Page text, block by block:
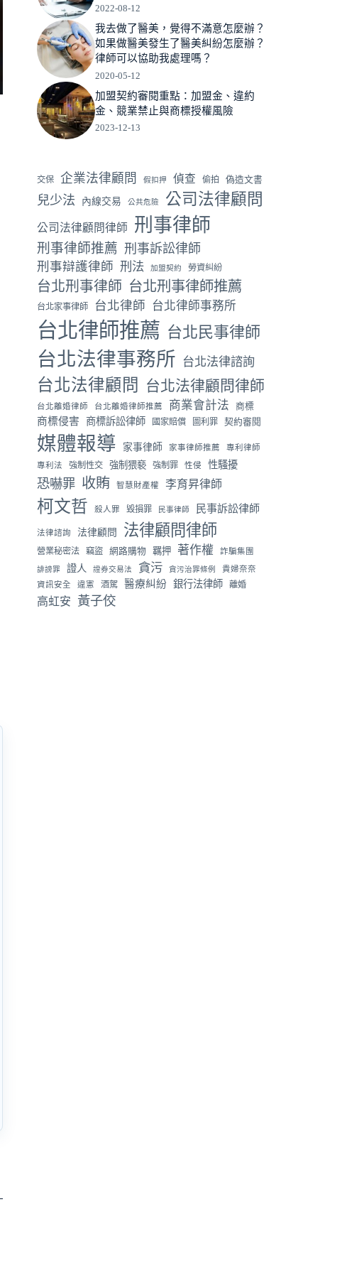
2022-08-12
我去做了醫美，覺得不滿意怎麼辦？
如果做醫美發生了醫美糾紛怎麼辦？
律師可以協助我處理嗎？
2020-05-12
加盟契約審閱重點：加盟金、違約
金、競業禁止與商標授權風險
2023-12-13
交保 企業法律顧問 假扣押 偵查 偷拍 偽造文書
兒少法 內線交易 公共危險 公司法律顧問
公司法律顧問律師 刑事律師
刑事律師推薦 刑事訴訟律師
刑事辯護律師 刑法 加盟契約 勞資糾紛
台北刑事律師 台北刑事律師推薦
台北家事律師 台北律師 台北律師事務所
台北律師推薦 台北民事律師
台北法律事務所 台北法律諮詢
台北法律顧問 台北法律顧問律師
台北離婚律師 台北離婚律師推薦 商業會計法 商標
商標侵害 商標訴訟律師 國家賠償 圖利罪 契約審閱
媒體報導 家事律師 家事律師推薦 專利律師
專利法 強制性交 強制猥褻 強制罪 性侵 性騷擾
恐嚇罪 收賄 智慧財產權 李育昇律師
柯文哲 殺人罪 毀損罪 民事律師 民事訴訟律師
法律諮詢 法律顧問 法律顧問律師
營業秘密法 竊盜 網路購物 羈押 著作權 詐騙集團
誹謗罪 證人 證券交易法 貪污 貪污治罪條例
貴婦奈奈
資訊安全
違憲 酒駕 醫療糾紛 銀行法律師 離婚
高虹安 黃子佼